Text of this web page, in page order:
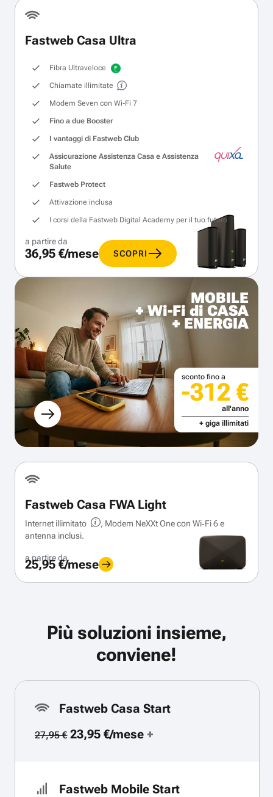
Fastweb Casa Ultra
Fibra Ultraveloce
Chiamate illimitate
Modem Seven con Wi‑Fi 7
Fino a due Booster
I vantaggi di Fastweb Club
Assicurazione Assistenza Casa e Assistenza
Salute
Fastweb Protect
Attivazione inclusa
I corsi della Fastweb Digital Academy per il tuo futuro
a partire da
36,95 €/mese SCOPRI
MOBILE
+ Wi-Fi di CASA
+ ENERGIA
sconto fino a
-312 €
all'anno
+ giga illimitati
Fastweb Casa FWA Light
Internet illimitato
, Modem NeXXt One con Wi‑Fi 6 e
antenna inclusi.
a partire da
25,95 €/mese
Più soluzioni insieme,
conviene!
Fastweb Casa Start
27,95 €23,95 €/mese+
Fastweb Mobile Start